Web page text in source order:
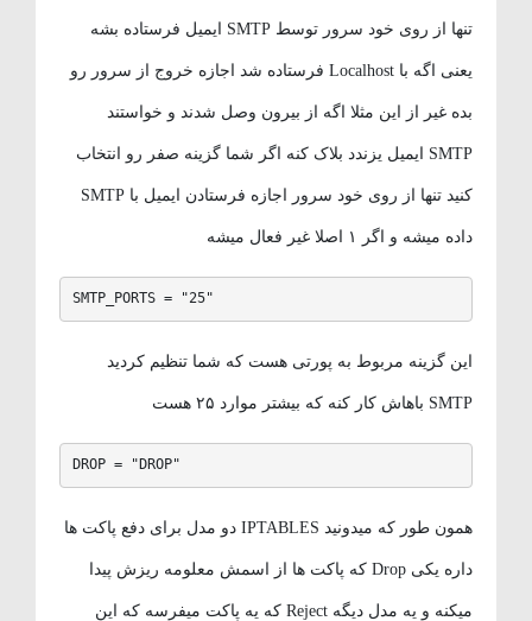
تنها از روی خود سرور توسط SMTP ایمیل فرستاده بشه
یعنی اگه با Localhost فرستاده شد اجازه خروج از سرور رو
بده غیر از این مثلا اگه از بیرون وصل شدند و خواستند
SMTP ایمیل یزندد بلاک کنه اگر شما گزینه صفر رو انتخاب
کنید تنها از روی خود سرور اجازه فرستادن ایمیل با SMTP
داده میشه و اگر ۱ اصلا غیر فعال میشه
SMTP_PORTS = "25"
این گزینه مربوط به پورتی هست که شما تنظیم کردید
SMTP باهاش کار کنه که بیشتر موارد ۲۵ هست
DROP = "DROP"
همون طور که میدونید IPTABLES دو مدل برای دفع پاکت ها
داره یکی Drop که پاکت ها از اسمش معلومه ریزش پیدا
میکنه و یه مدل دیگه Reject که یه پاکت میفرسه که این